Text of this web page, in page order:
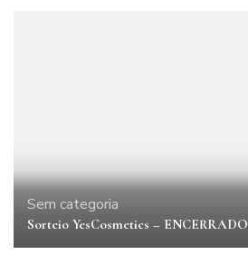
Sem categoria
Sorteio YesCosmetics – ENCERRADO